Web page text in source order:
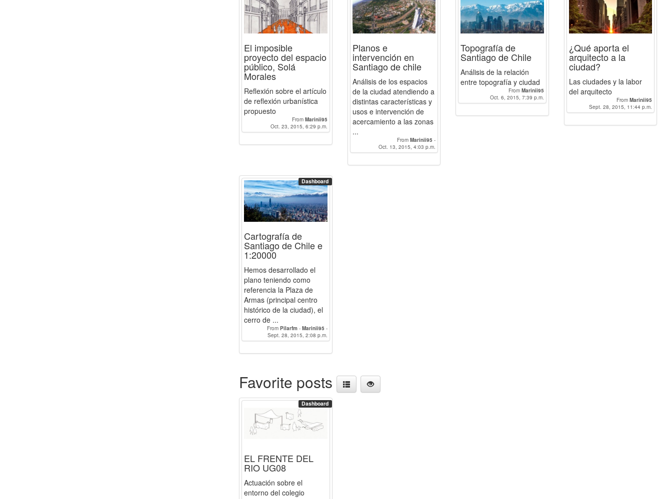
El imposible
proyecto del espacio
público, Solá
Morales
Reflexión sobre el artículo
de reflexión urbanística
propuesto
From Marinii95
Oct. 23, 2015, 6:29 p.m.
Planos e
intervención en
Santiago de chile
Análisis de los espacios
de la ciudad atendiendo a
distintas características y
usos e intervención de
acercamiento a las zonas
...
From Marinii95 -
Enrique_Torres.94-Pilarfm
Oct. 13, 2015, 4:03 p.m.
Topografía de
Santiago de Chile
Análisis de la relación
entre topografía y ciudad
From Marinii95
Oct. 6, 2015, 7:39 p.m.
¿Qué aporta el
arquitecto a la
ciudad?
Las ciudades y la labor
del arquitecto
From Marinii95
Sept. 28, 2015, 11:44 p.m.
Dashboard
Cartografía de
Santiago de Chile e
1:20000
Hemos desarrollado el
plano teniendo como
referencia la Plaza de
Armas (principal centro
histórico de la ciudad), el
cerro de ...
From Pilarfm- Marinii95 -
Enrique_Torres.94
Sept. 28, 2015, 2:08 p.m.
Favorite posts
Dashboard
EL FRENTE DEL
RIO UG08
Actuación sobre el
entorno del colegio